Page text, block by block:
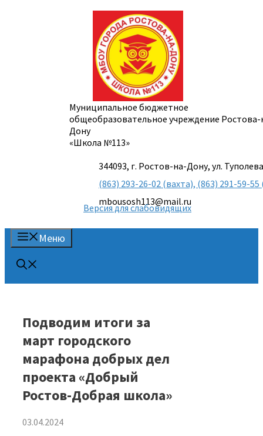
Муниципальное бюджетное
общеобразовательное учреждение
Дону
«Школа №113»
344093, г. Ростов-на-Дону, ул.
(863) 293-26-02 (вахта), (863) 291-59-
mbousosh113@mail.ru
Версия для слабовидящих
Меню
Подводим итоги за
март городского
марафона добрых дел
проекта «Добрый
Ростов-Добрая школа»
03.04.2024